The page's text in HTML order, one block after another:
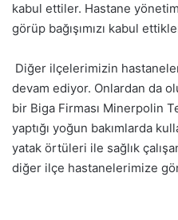
kabul ettiler. Hastane
görüp bağışımızı kabul
Diğer ilçelerimizin
devam ediyor. Onlardan da
bir Biga Firması Minerpolin
yaptığı yoğun bakımlarda
yatak örtüleri ile sağlık
diğer ilçe hastanelerimize